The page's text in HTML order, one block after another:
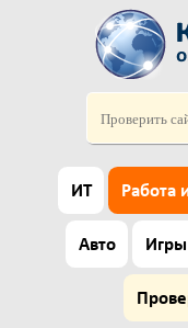
ИТ Работа
Авто Игры